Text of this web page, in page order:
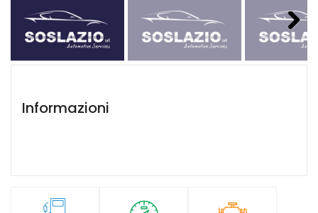
Next
Informazioni